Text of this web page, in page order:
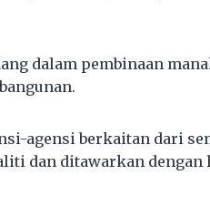
dalam pembinaan
agensi berkaitan dari
dan ditawarkan dengan